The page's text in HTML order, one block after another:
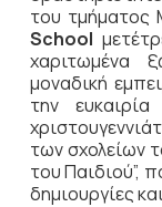
του τμήματος
School
χαριτωμένα
μοναδική
την
των σχολείων
του Παιδιού”,
δημιουργίες